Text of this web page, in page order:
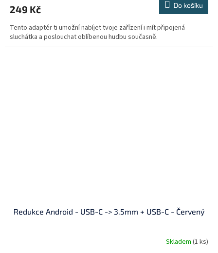
249 Kč Do košíku
Tento adaptér ti umožní nabíjet tvoje zařízení i mít připojená
sluchátka a poslouchat oblíbenou hudbu současně.
Redukce Android - USB-C -> 3.5mm + USB-C - Červený
Skladem (1 ks)